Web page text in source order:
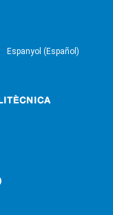
Espanyol (Español)